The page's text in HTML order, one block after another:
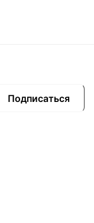
Подписаться